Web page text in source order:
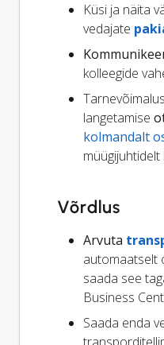
Küsi ja näita
vedajate
kolleegide
langetamise
kolmandalt
müügijuhtidelt
Võrdlus
Arvuta
automaatselt
saada see
Business
Saada enda